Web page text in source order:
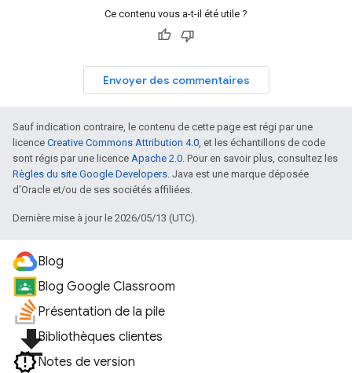
Ce contenu vous a-t-il été utile ?
Envoyer des commentaires
Sauf indication contraire, le contenu de cette page est régi par une
licence Creative Commons Attribution 4.0 , et les échantillons de code
sont régis par une licence Apache 2.0 . Pour en savoir plus, consultez les
Règles du site Google Developers . Java est une marque déposée
d'Oracle et/ou de ses sociétés affiliées.
Dernière mise à jour le 2026/05/13 (UTC).
Blog
Blog Google Classroom
Présentation de la pile
file_downloadBibliothèques clientes
Notes de version